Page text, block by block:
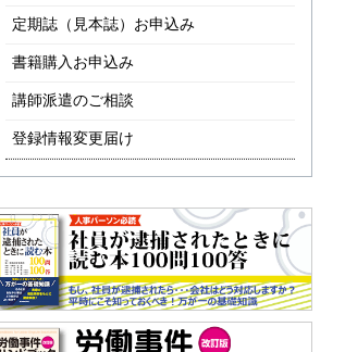
定期誌（見本誌）お申込み
書籍購入お申込み
講師派遣のご相談
登録情報変更届け